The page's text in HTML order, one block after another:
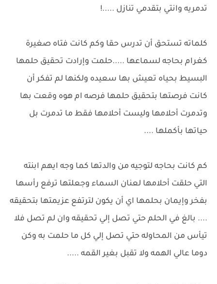
تدمريه وانتي بتقدمي تنازل .....!
كلماته تستحق أن تدرس حقا وكم كانت فتاه صغيرة
كغرام بحاجه لسماعها .....حلمت وإرادت تحقيق حلمها
البسيط بحياه تعيش بها سعيده ولكنها لم تفكر أن
كانت فرصتها بتحقيق حلمها فرصه ام هوه وقعت بها
وتدمرت أحلامها وليست أحلامها فقط ما تدمرت بل
حياتها بأكملها ....
كم كانت بحاجه لتوجيه من والدتها كما وجه ايهم ابنته
التي حلقت أحلامها لعنان السماء وجعلتها ترفع رأسها
بفخر وإيمان بحلمها اي أن يكون لترتفع عزيمتها بتحقيقه
.... بالغ في الحلم حتي تصل إلي تحقيقه وان لم تصل فلا
تيأس من المحاوله حتي تصل إلي كل ما حلمت به وكن
دوما عالي الهمه ولا تقبل بغير القمه .....